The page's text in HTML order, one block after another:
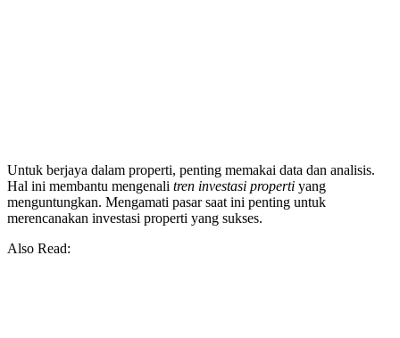
Untuk berjaya dalam properti, penting memakai data dan analisis.
Hal ini membantu mengenali tren investasi properti yang
menguntungkan. Mengamati pasar saat ini penting untuk
merencanakan investasi properti yang sukses.
Also Read: